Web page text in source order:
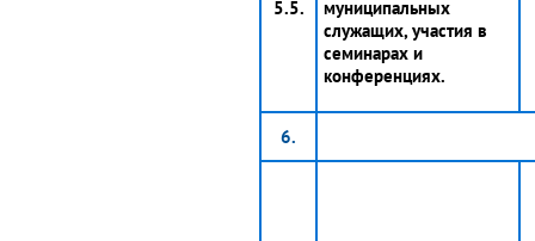
5.5.
муниципальных
служащих, участия в
семинарах и
конференциях.
6.